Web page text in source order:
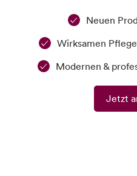
Neuen
Wirksamen
Modernen &
Jetzt